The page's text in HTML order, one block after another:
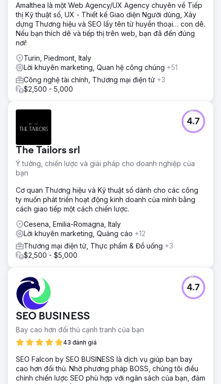
Amalthea là một Web Agency/UX Agency chuyên về Tiếp
thị Kỹ thuật số, UX - Thiết kế Giao diện Người dùng, Xây
dựng Thương hiệu và SEO lấy tên từ huyền thoại… con dê.
Nếu bạn thích dê và tiếp thị trên web, bạn đã đến đúng
nơi!
Turin, Piedmont, Italy
Lời khuyên marketing, Quan hệ công chúng +51
Công nghệ tài chính, Thương mại điện tử +3
$2,500 - 5,000
The Tailors srl
Ý tưởng, chiến lược và giải pháp cho doanh nghiệp của
bạn
4.7
Cơ quan Thương hiệu và Kỹ thuật số dành cho các công
ty muốn phát triển hoạt động kinh doanh của mình bằng
cách giao tiếp một cách chiến lược.
Cesena, Emilia-Romagna, Italy
Lời khuyên marketing, Quảng cáo +12
Thương mại điện tử, Thực phẩm & Đồ uống +3
$2,500 - $5,000
SEO BUSINESS
Bay cao hơn đối thủ cạnh tranh của bạn
43 đánh giá
4.7
SEO Falcon by SEO BUSINESS là dịch vụ giúp bạn bay
cao hơn đối thủ. Nhờ phương pháp BOSS, chúng tôi điều
chỉnh chiến lược SEO phù hợp với ngân sách của bạn, đảm